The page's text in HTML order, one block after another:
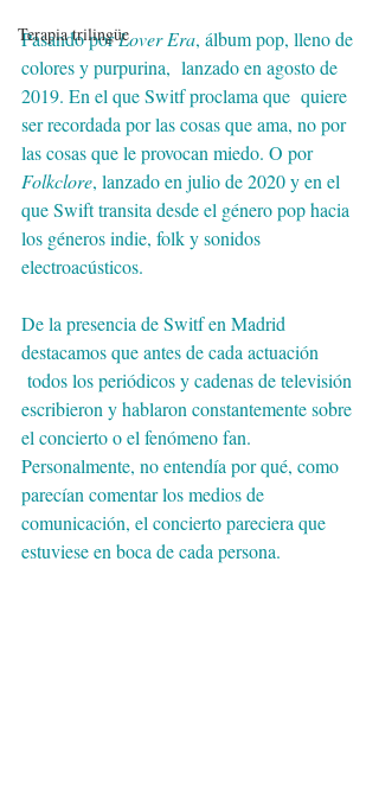
Terapia trilingüe
Pasando por Lover Era, álbum pop, lleno de
colores y purpurina,  lanzado en agosto de
2019. En el que Switf proclama que  quiere
ser recordada por las cosas que ama, no por
las cosas que le provocan miedo. O por
Folkclore, lanzado en julio de 2020 y en el
que Swift transita desde el género pop hacia
los géneros indie, folk y sonidos
electroacústicos.
De la presencia de Switf en Madrid
destacamos que antes de cada actuación
todos los periódicos y cadenas de televisión
escribieron y hablaron constantemente sobre
el concierto o el fenómeno fan.
Personalmente, no entendía por qué, como
parecían comentar los medios de
comunicación, el concierto pareciera que
estuviese en boca de cada persona.